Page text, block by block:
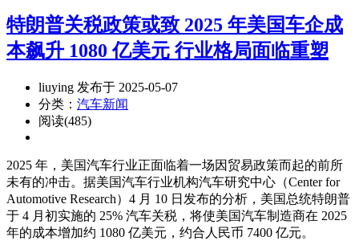
特朗普关税政策或致 2025 年美国车企成
本飙升 1080 亿美元 行业格局面临重塑
liuying 发布于 2025-05-07
分类： 汽车新闻
阅读(485)
2025 年，美国汽车行业正面临着一场因贸易政策而起的前所
未有的冲击。据美国汽车行业机构汽车研究中心（Center for
Automotive Research）4 月 10 日发布的分析，美国总统特朗普
于 4 月初实施的 25% 汽车关税，将使美国汽车制造商在 2025
年的成本增加约 1080 亿美元，约合人民币 7400 亿元。